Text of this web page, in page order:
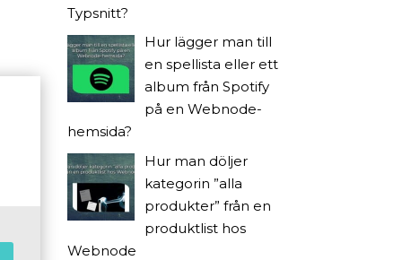
Typsnitt?
Hur lägger man till
en spellista eller ett
album från Spotify
på en Webnode-
hemsida?
Hur man döljer
kategorin ”alla
produkter” från en
produktlist hos
Webnode